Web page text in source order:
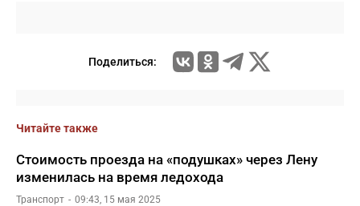
Поделиться:
Читайте также
Стоимость проезда на «подушках» через Лену
изменилась на время ледохода
Транспорт 09:43, 15 мая 2025